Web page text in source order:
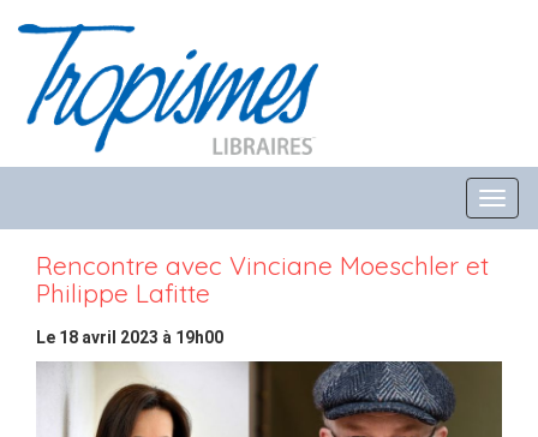
Rencontre avec Vinciane Moeschler et
Philippe Lafitte
Le 18 avril 2023 à 19h00